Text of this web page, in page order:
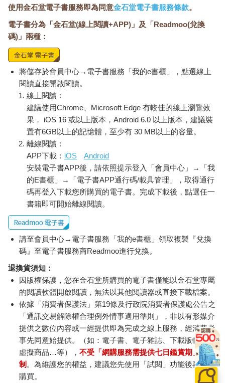
使用金石堂電子書服務即為同意金石堂電子書服務條款。
電子書分為「金石堂(線上閱讀+APP)」及「Readmoo(兌換
碼)」兩種：
將儲存於會員中心→電子書服務「我的e書櫃」，點選線上
閱讀直接開啟閱讀。
線上閱讀：
建議使用Chrome、Microsoft Edge 有較佳的線上瀏覽效
果， iOS 16 或以上版本，Android 6.0 以上版本，建議裝
置有6GB以上的記憶體，至少有 30 MB以上的容量。
離線閱讀：
APP下載： iOS
Android
安裝電子書APP後，請依照提示登入「會員中心」→「我
的E書櫃」→「電子書APP通行碼/載具管理」，取得通行
碼再登入下載您所購買的電子書。完成下載後，點選任一
書籍即可開始離線閱讀。
請至會員中心→電子書服務「我的e書櫃」領取複製『兌換
碼』至電子書服務商Readmoo進行兌換。
退換貨須知：
因版權保護，您在金石堂所購買的電子書僅能以金石堂專屬
的閱讀軟體開啟閱讀，無法以其他閱讀器或直接下載檔案。
依據「消費者保護法」第19條及行政院消費者保護處公告之
「通訊交易解除權合理例外情事適用準則」，非以有形媒介
提供之數位內容或一經提供即為完成之線上服務，經消費者
事先同意始提供。（如：電子書、電子雜誌、下載版軟體、
虛擬商品…等），不受「網購服務需提供七日鑑賞期」的限
制 。為維護您的權益，建議您先使用「試閱」功能後再付款
購買。